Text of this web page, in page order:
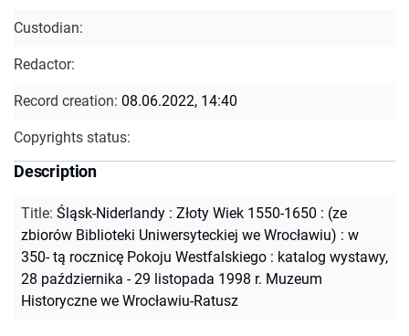
Custodian:
Redactor:
Record creation: 08.06.2022, 14:40
Copyrights status:
Description
Title: Śląsk-Niderlandy : Złoty Wiek 1550-1650 : (ze
zbiorów Biblioteki Uniwersyteckiej we Wrocławiu) : w
350- tą rocznicę Pokoju Westfalskiego : katalog wystawy,
28 października - 29 listopada 1998 r. Muzeum
Historyczne we Wrocławiu-Ratusz